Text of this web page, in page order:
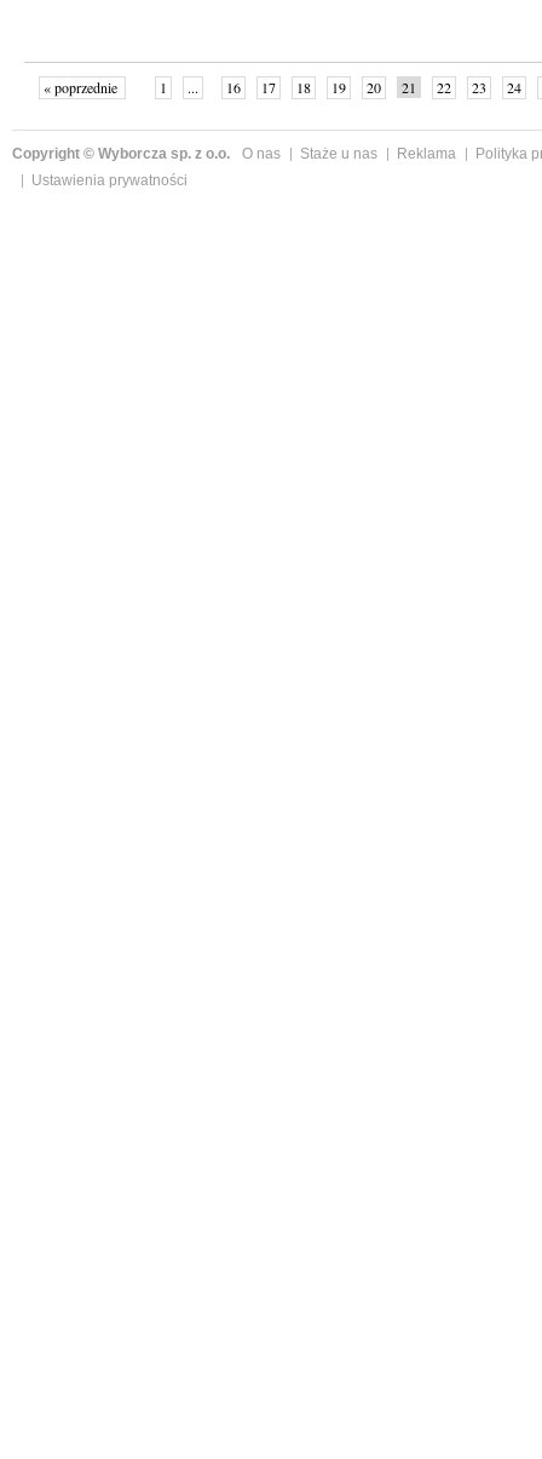
« poprzednie 1 ... 16 17 18 19 20 21 22 23 24
Copyright © Wyborcza sp. z o.o. O nas Staże u nas Reklama
Polityka
Ustawienia prywatności